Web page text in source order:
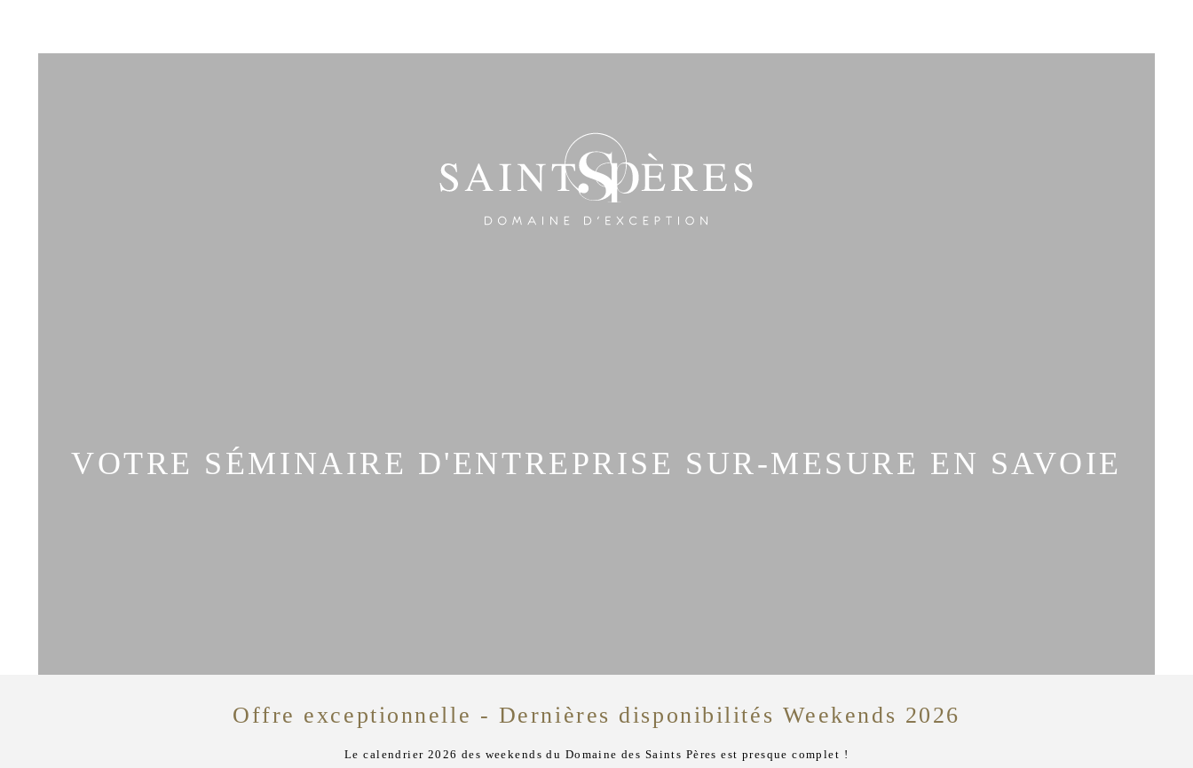
VOTRE SÉMINAIRE D'ENTREPRISE SUR-MESURE EN SAVOIE
Offre exceptionnelle - Dernières disponibilités Weekends 2026
Le calendrier 2026 des weekends du Domaine des Saints Pères est presque complet !